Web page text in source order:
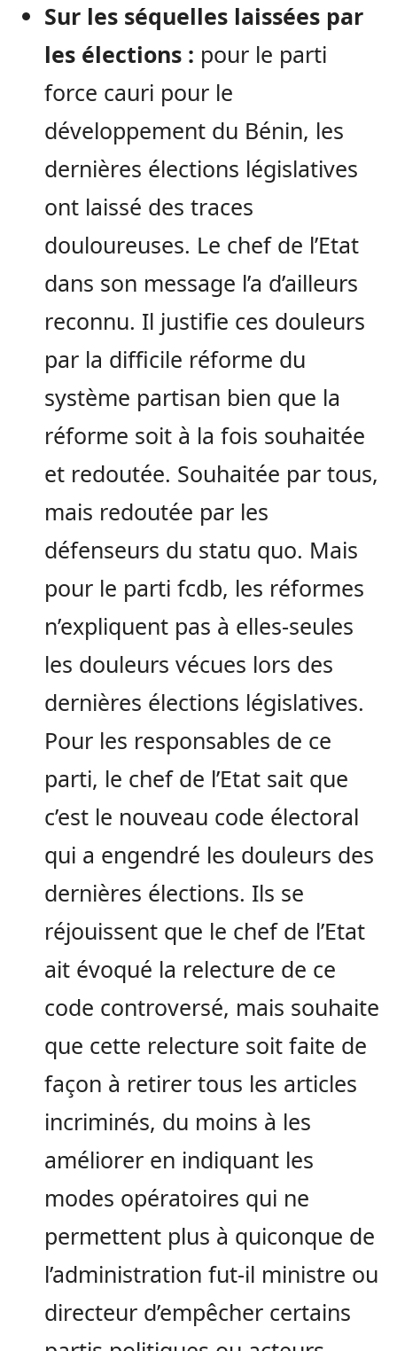
Sur les séquelles laissées par
les élections : pour le parti
force cauri pour le
développement du Bénin, les
dernières élections législatives
ont laissé des traces
douloureuses. Le chef de l’Etat
dans son message l’a d’ailleurs
reconnu. Il justifie ces douleurs
par la difficile réforme du
système partisan bien que la
réforme soit à la fois souhaitée
et redoutée. Souhaitée par tous,
mais redoutée par les
défenseurs du statu quo. Mais
pour le parti fcdb, les réformes
n’expliquent pas à elles-seules
les douleurs vécues lors des
dernières élections législatives.
Pour les responsables de ce
parti, le chef de l’Etat sait que
c’est le nouveau code électoral
qui a engendré les douleurs des
dernières élections. Ils se
réjouissent que le chef de l’Etat
ait évoqué la relecture de ce
code controversé, mais souhaite
que cette relecture soit faite de
façon à retirer tous les articles
incriminés, du moins à les
améliorer en indiquant les
modes opératoires qui ne
permettent plus à quiconque de
l’administration fut-il ministre ou
directeur d’empêcher certains